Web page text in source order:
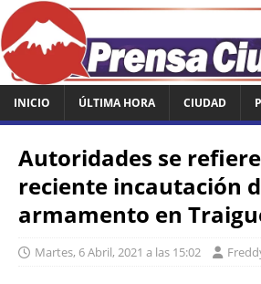
INICIO ÚLTIMA HORA CIUDAD
Autoridades se
reciente incautación
armamento en
Martes, 6 Abril, 2021 a las 15:02